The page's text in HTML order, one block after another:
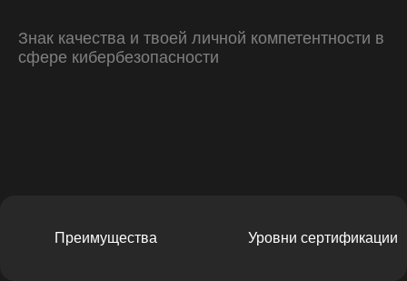
Знак качества и твоей личной компетентности в
сфере кибербезопасности
Преимущества Уровни сертификации